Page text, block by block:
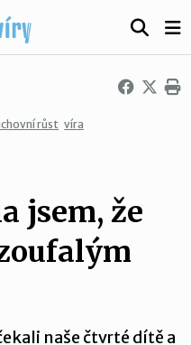
růst víra
jsem, že
naše čtvrté dítě a